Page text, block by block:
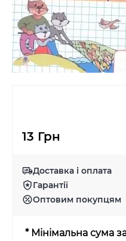
13 Грн
Доставка і оплата
Гарантії
Оптовим покупцям
* Мінімальна сума